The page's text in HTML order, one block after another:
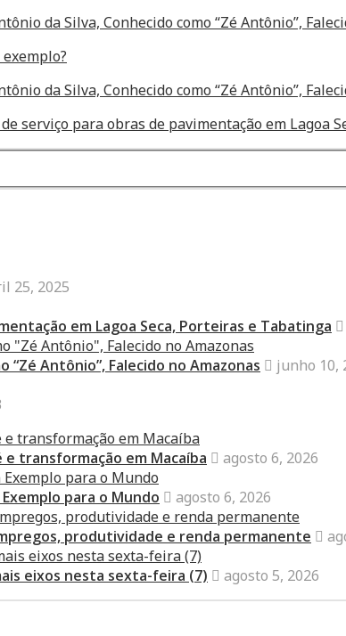
da Silva, Conhecido como “Zé Antônio”,
da Silva, Conhecido como “Zé Antônio”,
serviço para obras de pavimentação em Lagoa
25, 2025
em Lagoa Seca, Porteiras e Tabatinga
“Zé Antônio”, Falecido no Amazonas
junho 10,
e transformação em Macaíba
agosto 6, 2026
para o Mundo
agosto 6, 2026
produtividade e renda permanente
eixos nesta sexta-feira (7)
agosto 5, 2026